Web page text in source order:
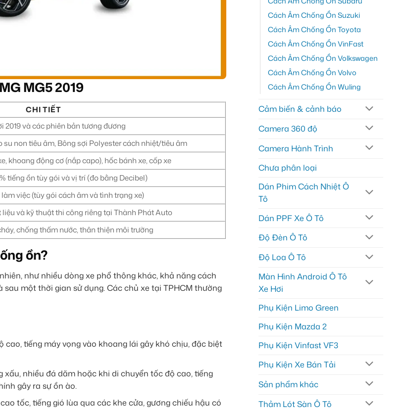
MG5 2019
CHI TIẾT
2019 và các phiên bản tương đương
su non tiêu âm, Bông sợi Polyester cách nhiệt/tiêu âm
khoang động cơ (nắp capo), hốc bánh xe, cốp xe
tiếng ồn tùy gói và vị trí (đo bằng Decibel)
việc (tùy gói cách âm và tình trạng xe)
và kỹ thuật thi công riêng tại Thành Phát Auto
chống thấm nước, thân thiện môi trường
ồn?
như nhiều dòng xe phổ thông khác, khả năng cách
một thời gian sử dụng. Các chủ xe tại TPHCM thường
tiếng máy vọng vào khoang lái gây khó chịu, đặc biệt
xấu, nhiều đá dăm hoặc khi di chuyển tốc độ cao, tiếng
gây ra sự ồn ào.
tốc, tiếng gió lùa qua các khe cửa, gương chiếu hậu có
Cách Âm Chống Ồn Suzuki
Cách Âm Chống Ồn Toyota
Cách Âm Chống Ồn VinFast
Cách Âm Chống Ồn Volkswagen
Cách Âm Chống Ồn Volvo
Cách Âm Chống Ồn Wuling
Cảm biến & cảnh báo
Camera 360 độ
Camera Hành Trình
Chưa phân loại
Dán Phim Cách Nhiệt Ô
Tô
Dán PPF Xe Ô Tô
Độ Đèn Ô Tô
Độ Loa Ô Tô
Màn Hình Android Ô Tô
Xe Hơi
Phụ Kiện Limo Green
Phụ Kiện Mazda 2
Phụ Kiện Vinfast VF3
Phụ Kiện Xe Bán Tải
Sản phẩm khác
Thảm Lót Sàn Ô Tô